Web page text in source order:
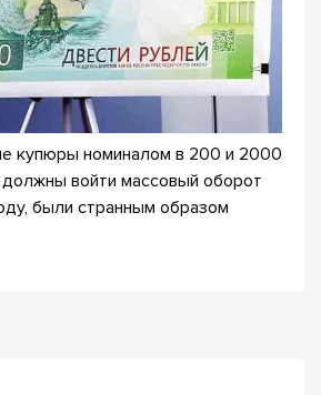
купюры номиналом в 200 и 2000
войти массовый оборот
были странным образом